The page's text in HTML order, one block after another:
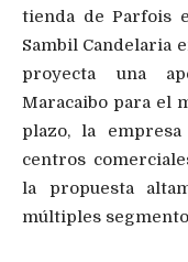
tienda de Parfois
Sambil Candelaria
proyecta una
Maracaibo para el
plazo, la
centros
la propuesta
múltiples